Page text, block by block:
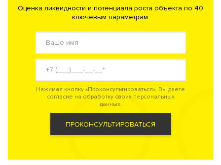
Оценка ликвидности и потенциала роста объекта по 40
ключевым параметрам.
Нажимая кнопку «Проконсультироваться», Вы даете
согласие на обработку своих персональных
данных.
ПРОКОНСУЛЬТИРОВАТЬСЯ